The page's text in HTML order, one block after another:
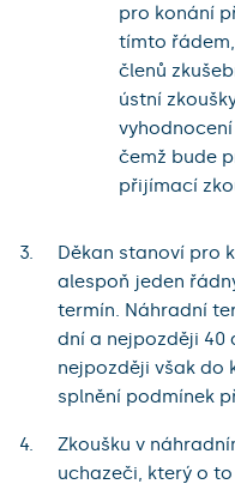
pro konání
tímto
členů
ústní
čemž bude
přijímací
Děkan stanoví pro
alespoň jeden
termín. Náhradní
dní a nejpozději 40
nejpozději však do
splnění podmínek
Zkoušku v
uchazeči, který o